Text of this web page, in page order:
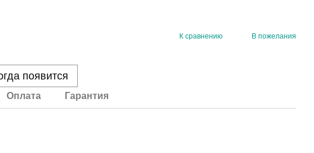
К сравнению В пожелания
появится
Оплата Гарантия